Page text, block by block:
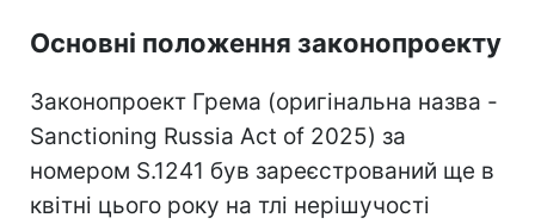
Основні положення законопроекту
Законопроект Грема (оригінальна назва -
Sanctioning Russia Act of 2025) за
номером S.1241 був зареєстрований ще в
квітні цього року на тлі нерішучості